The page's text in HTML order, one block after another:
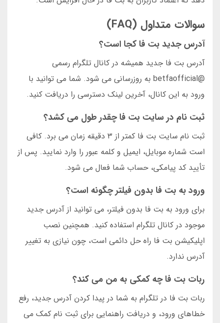
سوالات متداول (FAQ)
آدرس جدید بت فا کجا است؟
آدرس بت فا جدید همیشه در کانال تلگرام رسمی
@betfaofficial به روزرسانی می شود. شما می توانید با
ورود به این کانال، آخرین لینک دسترسی را دریافت کنید.
ثبت نام در سایت بت فا چقدر طول می کشد؟
ثبت نام سایت بت فا کمتر از ۳ دقیقه زمان می برد. کافی
است شماره موبایل، ایمیل و کلمه عبور را وارد نمایید. پس از
تأیید کد پیامکی، حساب شما فعال می شود.
ورود به بت فا بدون فیلتر چگونه است؟
برای ورود به بت فا بدون فیلتر، می توانید از آدرس جدید
موجود در کانال تلگرام استفاده کنید. همچنین نصب
اپلیکیشن بت فا راه حل دائمی است، چون نیازی به تغییر
آدرس ندارد.
ربات بت فا چه کمکی به من می کند؟
ربات بت فا در تلگرام به شما در پیدا کردن آدرس جدید، رفع
خطاهای ورود، و دریافت راهنمایی برای ثبت نام کمک می